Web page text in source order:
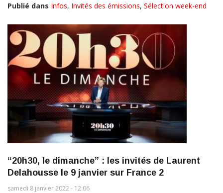
Publié dans Infos, Invités des émissions, Sélection week-end
“20h30, le dimanche” : les invités de Laurent
Delahousse le 9 janvier sur France 2
samedi 8 janvier 2022 - 12:06